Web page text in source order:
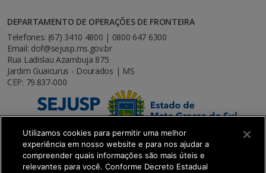
DEPARTAMENTO DE OPERAÇÕES DE FRONTEIRA
Telefones: (67) 3410 4800 | 0800 647 6300
Email: dof@sejusp.ms.gov.br
Rua Ladislau Azambuja 875
Jardim Guaicurus - Dourados | MS
CEP: 79.837-000
Utilizamos cookies para permitir uma melhor
experiência em nosso website e para nos ajudar a
compreender quais informações são mais úteis e
relevantes para você. Conforme Decreto Estadual